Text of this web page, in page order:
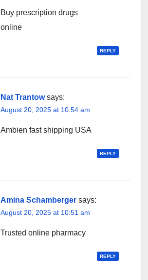
Buy prescription drugs
online
REPLY
Nat Trantow says:
August 20, 2025 at 10:54 am
Ambien fast shipping USA
REPLY
Amina Schamberger says:
August 20, 2025 at 10:51 am
Trusted online pharmacy
REPLY